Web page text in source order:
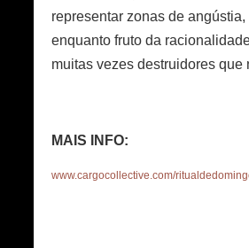
representar zonas de
enquanto fruto da
muitas vezes destruidores
MAIS INFO:
www.cargocollective.com/